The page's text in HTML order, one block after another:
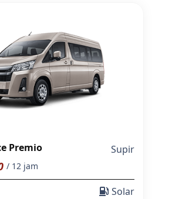
Premio Supir
/ 12 jam
Solar